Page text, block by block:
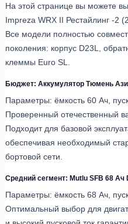
На этой странице вы можете
Impreza WRX II Рестайлинг -2
Все модели полностью
поколения: корпус D23L,
клеммы Euro SL.
Бюджет: Аккумулятор Тюмень
Параметры: ёмкость 60 Ач,
Проверенный отечественный
Подходит для базовой
обеспечивая необходимый
бортовой сети.
Средний сегмент: Mutlu SFB 68 Ач
Параметры: ёмкость 68 Ач,
Оптимальный выбор для